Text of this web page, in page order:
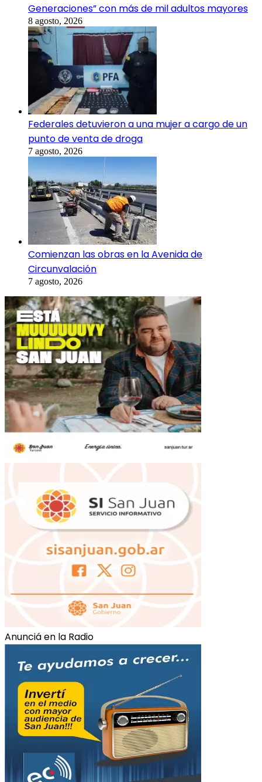
Generaciones” con más de mil adultos mayores
8 agosto, 2026
Federales detuvieron a una mujer a cargo de un
punto de venta de droga
7 agosto, 2026
Comienzan las obras en la Avenida de
Circunvalación
7 agosto, 2026
Anunciá en la Radio